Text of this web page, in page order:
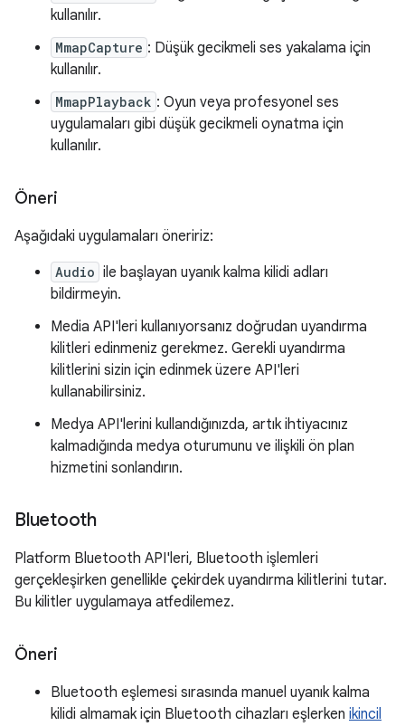
kullanılır.
MmapCapture : Düşük gecikmeli ses yakalama için
kullanılır.
MmapPlayback : Oyun veya profesyonel ses
uygulamaları gibi düşük gecikmeli oynatma için
kullanılır.
Öneri
Aşağıdaki uygulamaları öneririz:
Audio ile başlayan uyanık kalma kilidi adları
bildirmeyin.
Media API'leri kullanıyorsanız doğrudan uyandırma
kilitleri edinmeniz gerekmez. Gerekli uyandırma
kilitlerini sizin için edinmek üzere API'leri
kullanabilirsiniz.
Medya API'lerini kullandığınızda, artık ihtiyacınız
kalmadığında medya oturumunu ve ilişkili ön plan
hizmetini sonlandırın.
Bluetooth
Platform Bluetooth API'leri, Bluetooth işlemleri
gerçekleşirken genellikle çekirdek uyandırma kilitlerini tutar.
Bu kilitler uygulamaya atfedilemez.
Öneri
Bluetooth eşlemesi sırasında manuel uyanık kalma
kilidi almamak için Bluetooth cihazları eşlerken ikincil